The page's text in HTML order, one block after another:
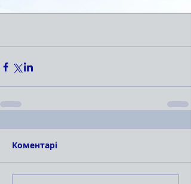
Коментарі